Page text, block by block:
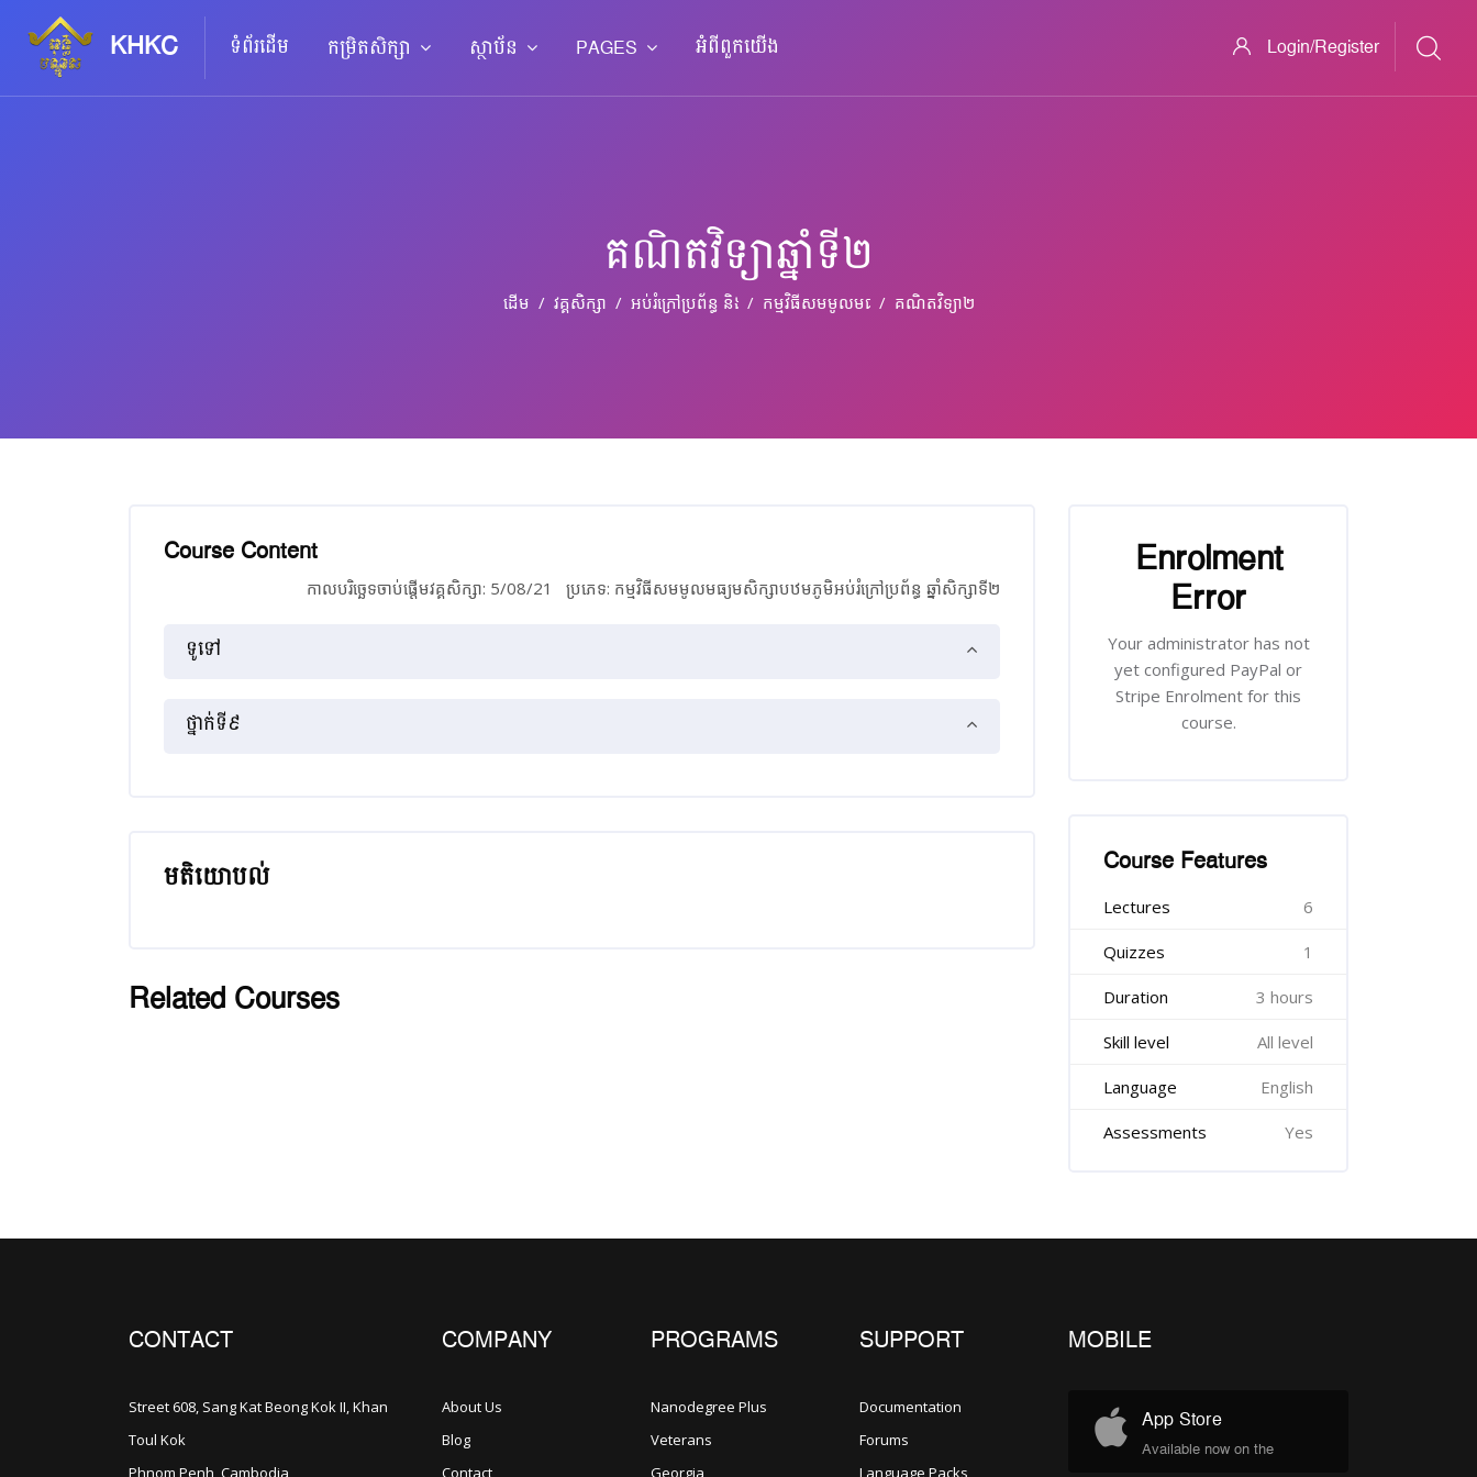
KHKC ទំព័រដើម កម្រិតសិក្សា ស្ថាប័ន PAGES អំពី​ពួក​យើង Login/Register
គណិតវិទ្យា​ឆ្នាំទី២
ដើម វគ្គសិក្សា អប់រំ​ក្រៅ​ប្រព័ន្ធ និង​​អប់រំ​មិន​ផ្លូវ​ការកម្មវិធី​សមមូល​មធ្យម​សិក្សា​បឋមភូមិ​អប់រំ​ក្រៅ​ប្រព័ន្ធ​ ឆ្នាំ​សិក្សា​ទី​២
គណិតវិទ្យា​២
Course Content
កាលបរិច្ឆេទចាប់ផ្ដើមវគ្គសិក្សា: 5/08/21 ប្រភេទ: កម្មវិធី​សមមូល​មធ្យម​សិក្សា​បឋមភូមិ​អប់រំ​ក្រៅ​ប្រព័ន្ធ​ ឆ្នាំ​សិក្សា​ទី​២
គ្រោងប្រធានបទ
ទូទៅ
ថ្នាក់ទី៩
រំលង មតិយោបល់
មតិយោបល់
រំលង [Cocoon] Related courses
Related Courses
Enrolment
Error
Your administrator has not
yet configured PayPal or
Stripe Enrolment for this
course.
Course Features
Lectures 6
Quizzes 1
Duration 3 hours
Skill level All level
Language English
Assessments Yes
CONTACT
Street 608, Sang Kat Beong Kok II, Khan
Toul Kok
Phnom Penh, Cambodia
COMPANY
About Us
Blog
Contact
PROGRAMS
Nanodegree Plus
Veterans
Georgia
SUPPORT
Documentation
Forums
Language Packs
MOBILE
App Store
Available now on the